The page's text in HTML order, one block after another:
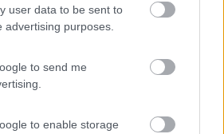
user data to be sent to
advertising purposes.
to send me
to enable storage
29/04/2018 8:35
del parcheggio, pulita,
per il bel centro storico